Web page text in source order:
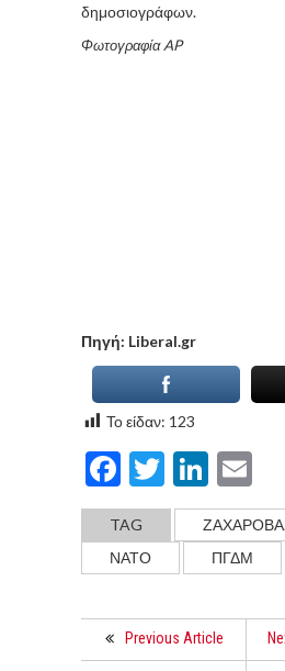
δημοσιογράφων.
Φωτογραφία AP
Πηγή: Liberal.gr
Το είδαν: 123
Facebook
Twitter
TAG
ΝΑΤΟ
ΠΓΔΜ
Previous Article